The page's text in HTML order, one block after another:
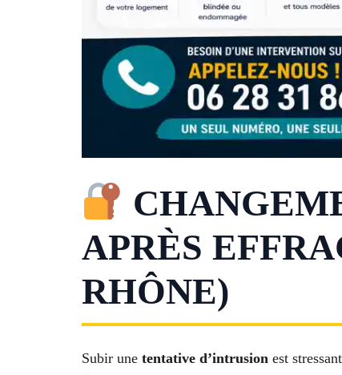
APRÈS
RHÔNE)
Subir une tentative d’intrusion est